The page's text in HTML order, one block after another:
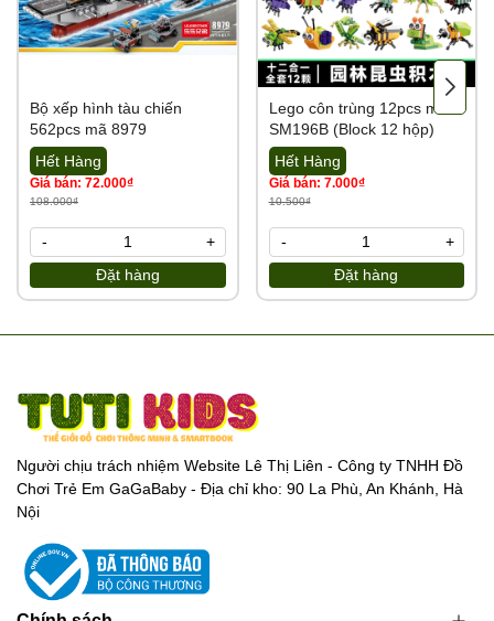
Bộ xếp hình tàu chiến
562pcs mã 8979
Hết Hàng
Giá bán: 72.000₫
108.000₫
Đặt hàng
- +
Lego côn trùng 12pcs mã
SM196B (Block 12 hộp)
Hết Hàng
Giá bán: 7.000₫
10.500₫
Đặt hàng
- +
Người chịu trách nhiệm Website Lê Thị Liên - Công ty TNHH Đồ
Chơi Trẻ Em GaGaBaby - Địa chỉ kho: 90 La Phù, An Khánh, Hà
Nội